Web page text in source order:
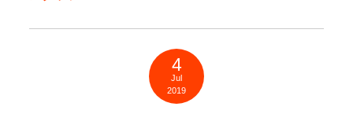
4
Jul
2019